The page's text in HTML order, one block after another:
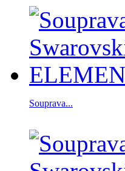
Souprava...